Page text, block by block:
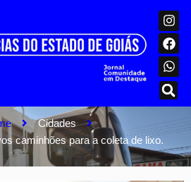
Cidades
caminhões para a coleta de lixo.